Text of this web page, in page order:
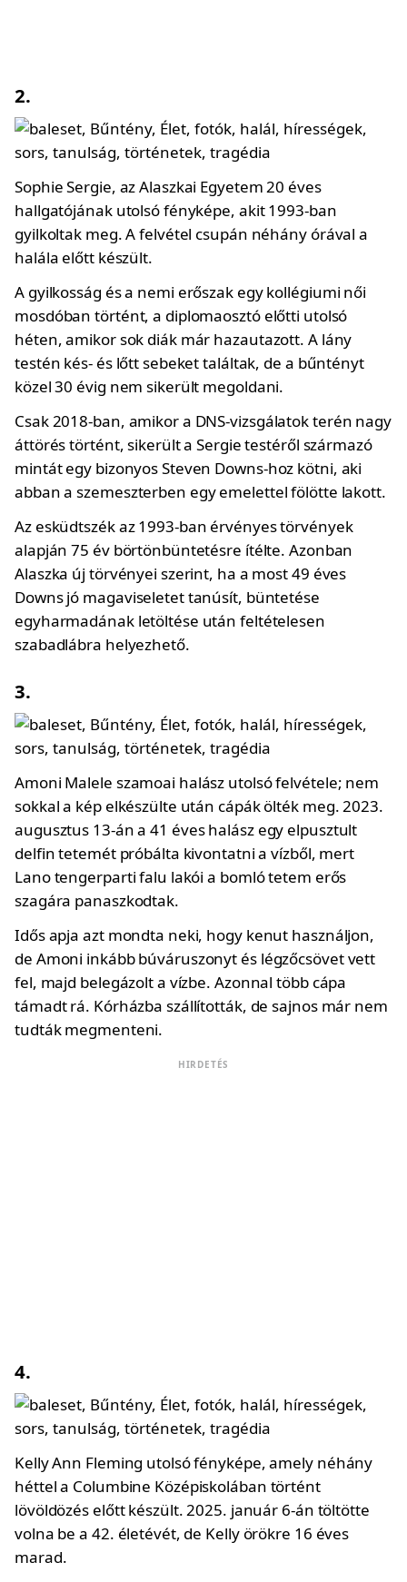
2.
Sophie Sergie, az Alaszkai Egyetem 20 éves
hallgatójának utolsó fényképe, akit 1993-ban
gyilkoltak meg. A felvétel csupán néhány órával a
halála előtt készült.
A gyilkosság és a nemi erőszak egy kollégiumi női
mosdóban történt, a diplomaosztó előtti utolsó
héten, amikor sok diák már hazautazott. A lány
testén kés- és lőtt sebeket találtak, de a bűntényt
közel 30 évig nem sikerült megoldani.
Csak 2018-ban, amikor a DNS-vizsgálatok terén nagy
áttörés történt, sikerült a Sergie testéről származó
mintát egy bizonyos Steven Downs-hoz kötni, aki
abban a szemeszterben egy emelettel fölötte lakott.
Az esküdtszék az 1993-ban érvényes törvények
alapján 75 év börtönbüntetésre ítélte. Azonban
Alaszka új törvényei szerint, ha a most 49 éves
Downs jó magaviseletet tanúsít, büntetése
egyharmadának letöltése után feltételesen
szabadlábra helyezhető.
3.
Amoni Malele szamoai halász utolsó felvétele; nem
sokkal a kép elkészülte után cápák ölték meg. 2023.
augusztus 13-án a 41 éves halász egy elpusztult
delfin tetemét próbálta kivontatni a vízből, mert
Lano tengerparti falu lakói a bomló tetem erős
szagára panaszkodtak.
Idős apja azt mondta neki, hogy kenut használjon,
de Amoni inkább búváruszonyt és légzőcsövet vett
fel, majd belegázolt a vízbe. Azonnal több cápa
támadt rá. Kórházba szállították, de sajnos már nem
tudták megmenteni.
HIRDETÉS
4.
Kelly Ann Fleming utolsó fényképe, amely néhány
héttel a Columbine Középiskolában történt
lövöldözés előtt készült. 2025. január 6-án töltötte
volna be a 42. életévét, de Kelly örökre 16 éves
marad.